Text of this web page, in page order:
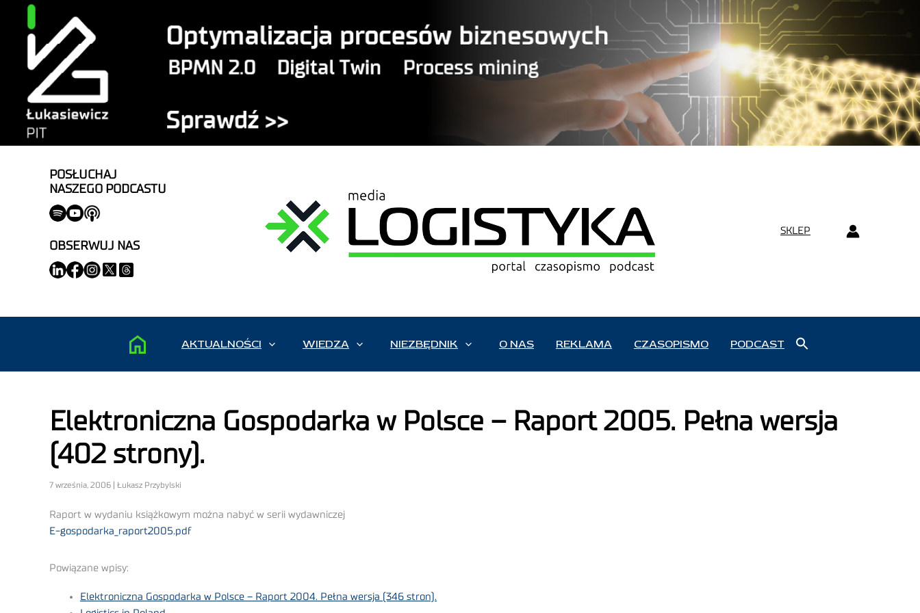
POSŁUCHAJ
NASZEGO PODCASTU
OBSERWUJ NAS
SKLEP
AKTUALNOŚCI WIEDZA NIEZBĘDNIK O NAS REKLAMA CZASOPISMO PODCAST
Elektroniczna Gospodarka w Polsce – Raport 2005. Pełna wersja
(402 strony).
7 września, 2006 | Łukasz Przybylski
Raport w wydaniu książkowym można nabyć w serii wydawniczej
E-gospodarka_raport2005.pdf
Powiązane wpisy:
Elektroniczna Gospodarka w Polsce – Raport 2004. Pełna wersja (346 stron).